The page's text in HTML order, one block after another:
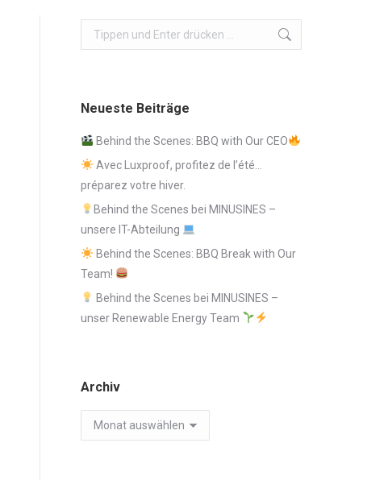
Search:
Neueste Beiträge
Behind the Scenes: BBQ with Our CEO
Avec Luxproof, profitez de l’été…
préparez votre hiver.
Behind the Scenes bei MINUSINES –
unsere IT-Abteilung
Behind the Scenes: BBQ Break with Our
Team!
Behind the Scenes bei MINUSINES –
unser Renewable Energy Team
Archiv
Archiv